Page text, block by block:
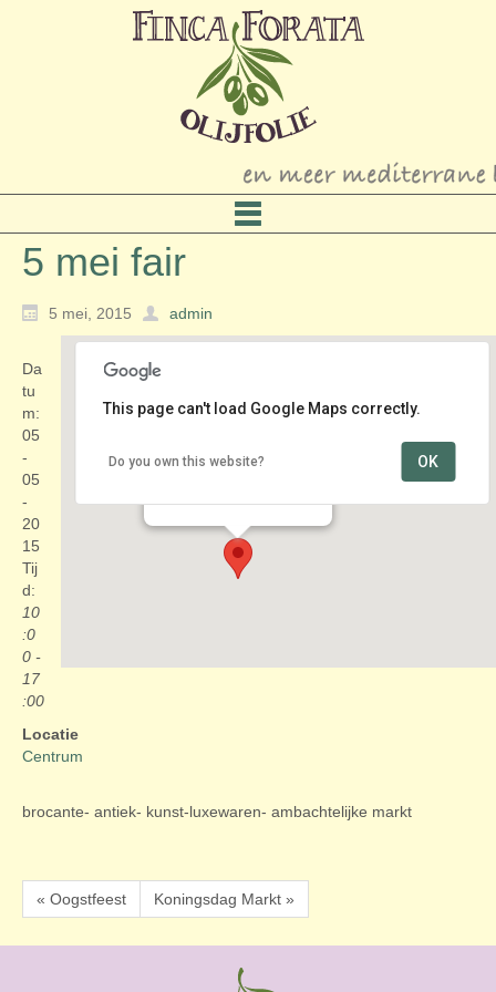
5 mei fair
5 mei, 2015 admin
Centrum
This page can't load Google Maps correctly.
Do you own this website? OK
Da
tu
m:
05
-
05
-
20
15
Tij
d:
10
:0
0 -
17
:00
Locatie
Centrum
brocante- antiek- kunst-luxewaren- ambachtelijke markt
« Oogstfeest Koningsdag Markt »